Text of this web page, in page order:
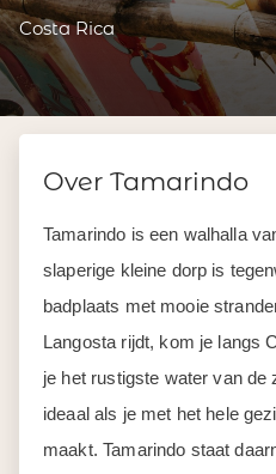
Costa Rica
Over Tamarindo
Tamarindo is een walhalla
slaperige kleine dorp is
badplaats met mooie
Langosta rijdt, kom je langs
je het rustigste water van de
ideaal als je met het hele
maakt.Tamarindo staat